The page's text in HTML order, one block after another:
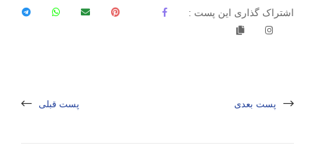
اشتراک گذاری این پست :
پست قبلی پست بعدی